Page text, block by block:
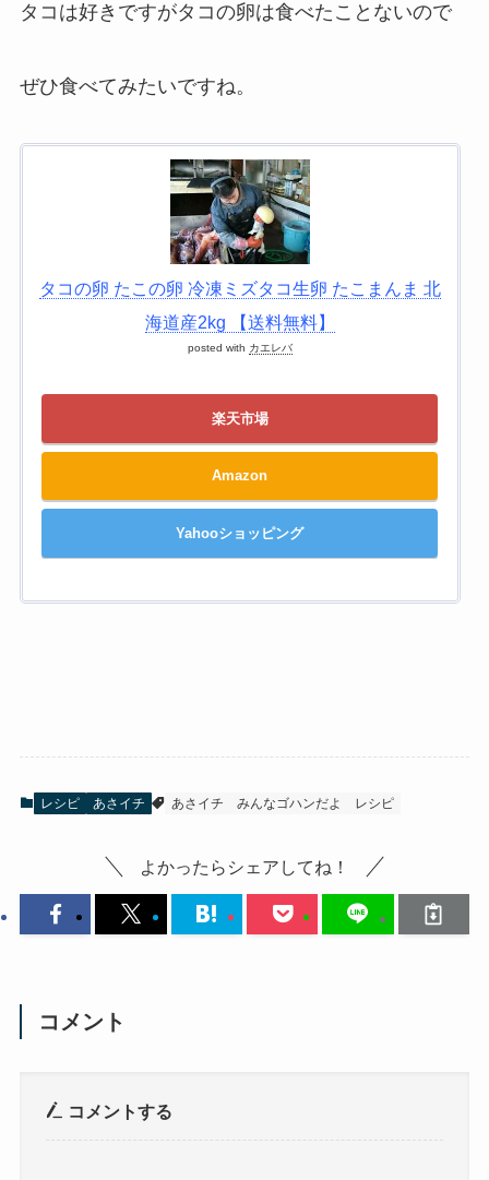
タコは好きですがタコの卵は食べたことないので
ぜひ食べてみたいですね。
タコの卵 たこの卵 冷凍ミズタコ生卵 たこまんま 北
海道産2kg 【送料無料】
posted with カエレバ
楽天市場
Amazon
Yahooショッピング
レシピ あさイチ あさイチ みんなゴハンだよ レシピ
よかったらシェアしてね！
コメント
コメントする